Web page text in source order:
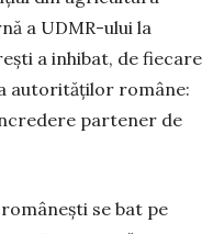
a UDMR-ului la
a inhibat, de fiecare
autorităților ro­mâne:
partener de
se bat pe